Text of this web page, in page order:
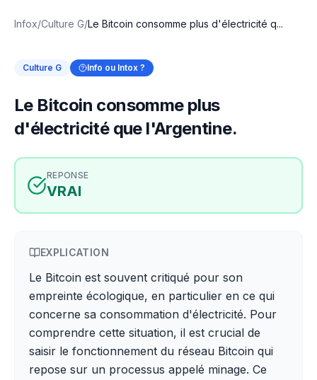
Infox/Culture G/Le Bitcoin consomme plus d'électricité q...
Culture G Info ou Intox ?
Le Bitcoin consomme plus
d'électricité que l'Argentine.
REPONSE
VRAI
EXPLICATION
Le Bitcoin est souvent critiqué pour son
empreinte écologique, en particulier en ce qui
concerne sa consommation d'électricité. Pour
comprendre cette situation, il est crucial de
saisir le fonctionnement du réseau Bitcoin qui
repose sur un processus appelé minage. Ce